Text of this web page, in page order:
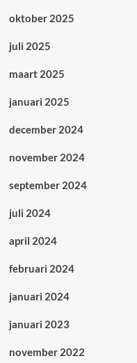
oktober 2025
juli 2025
maart 2025
januari 2025
december 2024
november 2024
september 2024
juli 2024
april 2024
februari 2024
januari 2024
januari 2023
november 2022